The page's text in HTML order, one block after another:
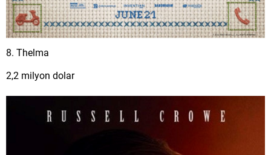
8. Thelma
2,2 milyon dolar